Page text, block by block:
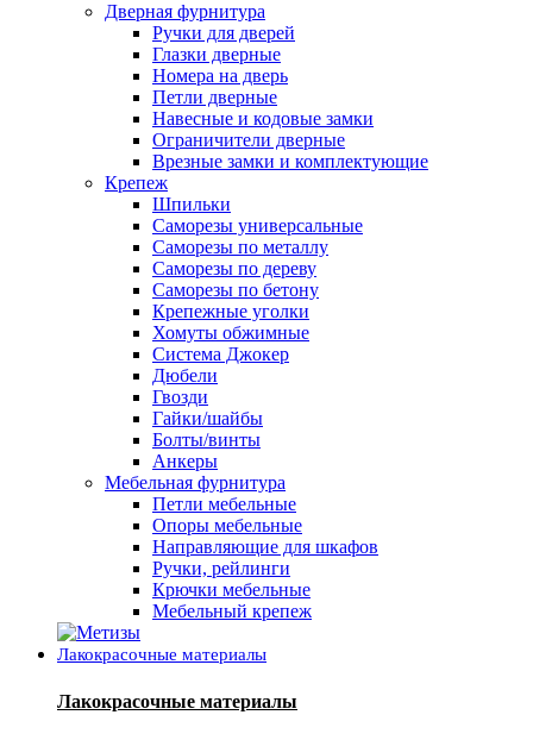
Дверная фурнитура
Ручки для дверей
Глазки дверные
Номера на дверь
Петли дверные
Навесные и кодовые замки
Ограничители дверные
Врезные замки и комплектующие
Крепеж
Шпильки
Саморезы универсальные
Саморезы по металлу
Саморезы по дереву
Саморезы по бетону
Крепежные уголки
Хомуты обжимные
Система Джокер
Дюбели
Гвозди
Гайки/шайбы
Болты/винты
Анкеры
Мебельная фурнитура
Петли мебельные
Опоры мебельные
Направляющие для шкафов
Ручки, рейлинги
Крючки мебельные
Мебельный крепеж
Лакокрасочные материалы
Лакокрасочные материалы